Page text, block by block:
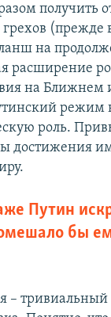
получить
(прежде
на
расширение
на Ближнем
режим
роль.
достижения
Путин
бы
–